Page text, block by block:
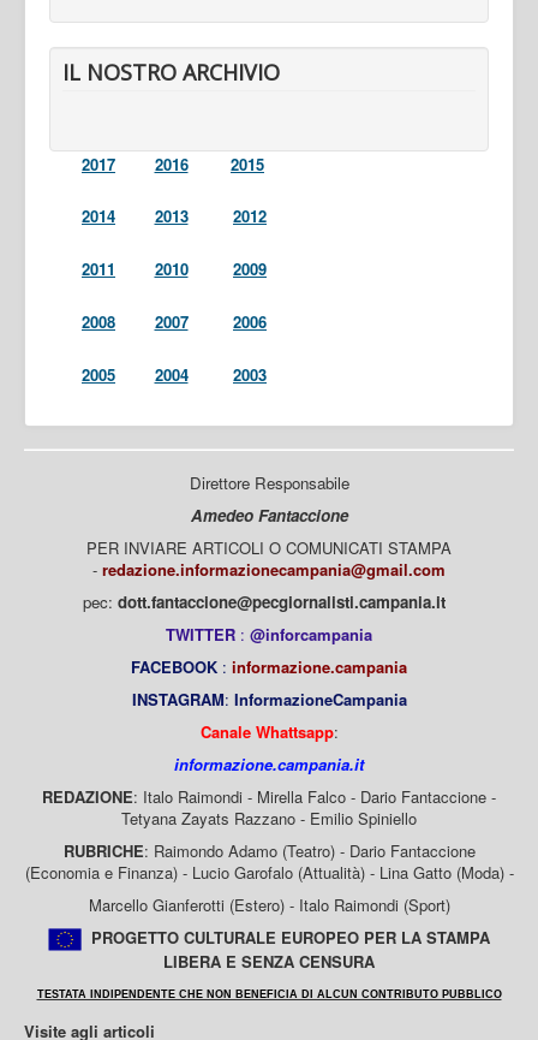
IL NOSTRO ARCHIVIO
2017 2016 2015
2014 2013 2012
2011 2010 2009
2008 2007 2006
2005 2004 2003
Direttore Responsabile
Amedeo Fantaccione
PER INVIARE ARTICOLI O COMUNICATI STAMPA
- redazione.informazionecampania@gmail.com
pec: dott.fantaccione@pecgiornalisti.campania.it
TWITTER : @inforcampania
FACEBOOK : informazione.campania
INSTAGRAM: InformazioneCampania
Canale Whattsapp:
informazione.campania.it
REDAZIONE: Italo Raimondi - Mirella Falco - Dario Fantaccione -
Tetyana Zayats Razzano - Emilio Spiniello
RUBRICHE: Raimondo Adamo (Teatro) - Dario Fantaccione
(Economia e Finanza) - Lucio Garofalo (Attualità) - Lina Gatto (Moda) -
Marcello Gianferotti (Estero) - Italo Raimondi (Sport)
PROGETTO CULTURALE EUROPEO PER LA STAMPA
LIBERA E SENZA CENSURA
TESTATA INDIPENDENTE CHE NON BENEFICIA DI ALCUN CONTRIBUTO PUBBLICO
Visite agli articoli